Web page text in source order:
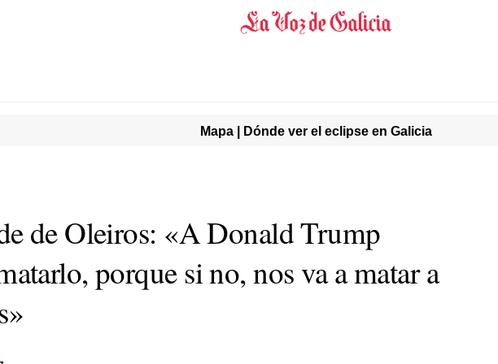
Mapa | Dónde ver el eclipse en Galicia
de Oleiros: «A Donald Trump
porque si no, nos va a matar a